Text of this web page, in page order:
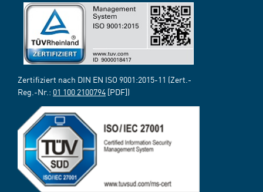
Zertifiziert nach DIN EN ISO 9001:2015-11 (Zert.-
Reg.-Nr.: 01 100 2100794 [PDF])